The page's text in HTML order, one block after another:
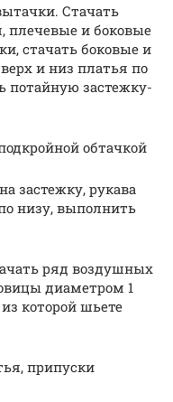
Стачать
плечевые и боковые
стачать боковые и
и низ платья по
потайную застежку-
обтачкой
застежку, рукава
низу, выполнить
ряд воздушных
диаметром 1
которой шьете
припуски